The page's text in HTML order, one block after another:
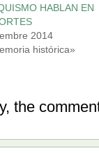
HABLAN EN
2014
histórica»
the